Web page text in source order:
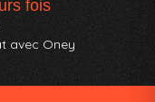
fois
avec Oney​